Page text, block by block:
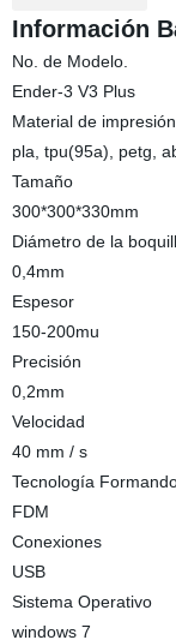
Información
No. de Modelo.
Ender-3 V3 Plus
Material de impresión
pla, tpu(95a), petg,
Tamaño
300*300*330mm
Diámetro de la
0,4mm
Espesor
150-200mu
Precisión
0,2mm
Velocidad
40 mm / s
Tecnología
FDM
Conexiones
USB
Sistema Operativo
windows 7